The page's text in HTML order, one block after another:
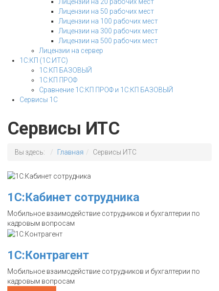
Лицензии на 50 рабочих мест
Лицензии на 100 рабочих мест
Лицензии на 300 рабочих мест
Лицензии на 500 рабочих мест
Лицензии на сервер
1С:КП (1С:ИТС)
1С:КП БАЗОВЫЙ
1С:КП ПРОФ
Сравнение 1С:КП ПРОФ и 1С:КП БАЗОВЫЙ
Сервисы 1С
Сервисы ИТС
Вы здесь: Главная Сервисы ИТС
1С:Кабинет сотрудника
Мобильное взаимодействие сотрудников и бухгалтерии по
кадровым вопросам
1С:Контрагент
Мобильное взаимодействие сотрудников и бухгалтерии по
кадровым вопросам